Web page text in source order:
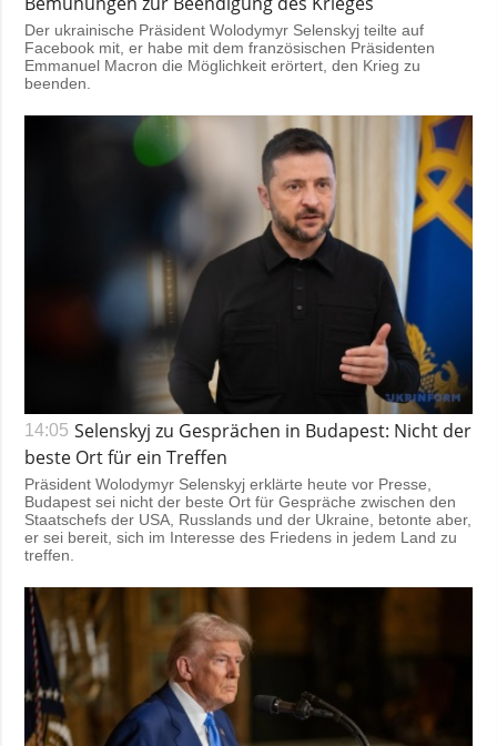
Der ukrainische Präsident Wolodymyr Selenskyj teilte auf
Facebook mit, er habe mit dem französischen Präsidenten
Emmanuel Macron die Möglichkeit erörtert, den Krieg zu
beenden.
14:05 Selenskyj zu Gesprächen in Budapest: Nicht der
beste Ort für ein Treffen
Präsident Wolodymyr Selenskyj erklärte heute vor Presse,
Budapest sei nicht der beste Ort für Gespräche zwischen den
Staatschefs der USA, Russlands und der Ukraine, betonte aber,
er sei bereit, sich im Interesse des Friedens in jedem Land zu
treffen.